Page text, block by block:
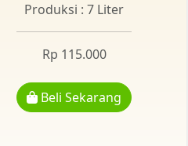
Produksi : 7 Liter
Rp 115.000
Beli Sekarang